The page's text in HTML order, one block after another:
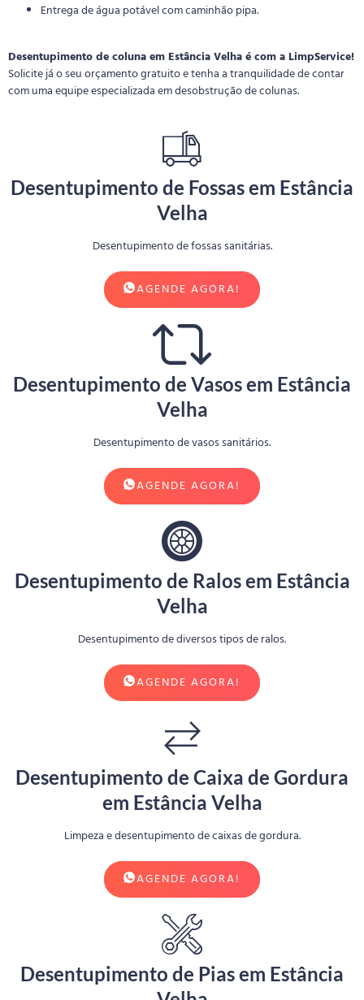
Entrega de água potável com caminhão pipa.
Desentupimento de coluna em Estância Velha é com a LimpService!
Solicite já o seu orçamento gratuito e tenha a tranquilidade de contar
com uma equipe especializada em desobstrução de colunas.
Desentupimento de Fossas em Estância
Velha
Desentupimento de fossas sanitárias.
AGENDE AGORA!
Desentupimento de Vasos em Estância
Velha
Desentupimento de vasos sanitários.
AGENDE AGORA!
Desentupimento de Ralos em Estância
Velha
Desentupimento de diversos tipos de ralos.
AGENDE AGORA!
Desentupimento de Caixa de Gordura
em Estância Velha
Limpeza e desentupimento de caixas de gordura.
AGENDE AGORA!
Desentupimento de Pias em Estância